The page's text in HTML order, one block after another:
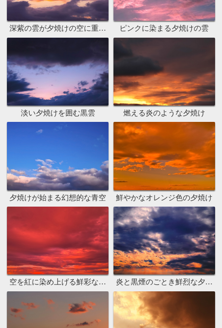
深紫の雲が夕焼けの空に重なる ピンクに染まる夕焼けの雲
淡い夕焼けを囲む黒雲 燃える炎のような夕焼け
夕焼けが始まる幻想的な青空 鮮やかなオレンジ色の夕焼け
空を紅に染め上げる鮮彩な夕焼け 炎と黒煙のごとき鮮烈な夕焼け